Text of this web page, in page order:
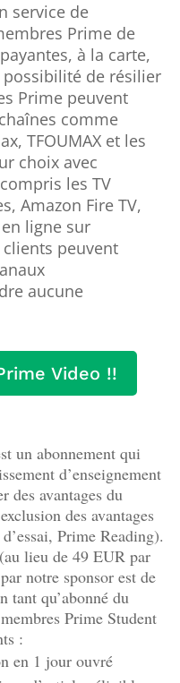
service de
Prime de
à la carte,
possibilité de résilier
Prime peuvent
comme
TFOUMAX et les
choix avec
les TV
Amazon Fire TV,
ligne sur
clients peuvent
aucune
Video !!
un abonnement qui
d’enseignement
des avantages du
des avantages
Prime Reading).
lieu de 49 EUR par
notre sponsor est de
tant qu’abonné du
Prime Student
:
en 1 jour ouvré